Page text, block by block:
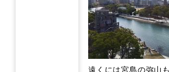
遠くには宮島の弥山